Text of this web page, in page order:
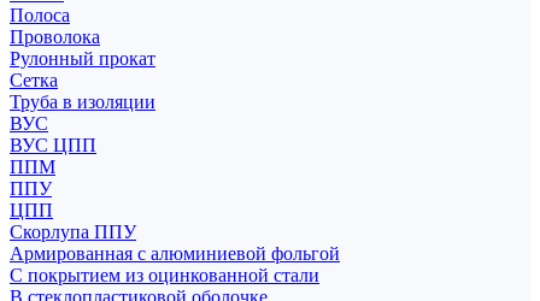
Полоса
Проволока
Рулонный прокат
Сетка
Труба в изоляции
ВУС
ВУС ЦПП
ППМ
ППУ
ЦПП
Скорлупа ППУ
Армированная с алюминиевой фольгой
С покрытием из оцинкованной стали
В стеклопластиковой оболочке